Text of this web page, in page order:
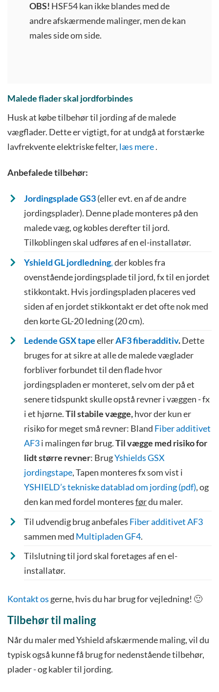
OBS! HSF54 kan ikke blandes med de
andre afskærmende malinger, men de kan
males side om side.
Malede flader skal jordforbindes
Husk at købe tilbehør til jording af de malede
vægflader. Dette er vigtigt, for at undgå at forstærke
lavfrekvente elektriske felter, læs mere.
Anbefalede tilbehør:
Jordingsplade GS3(eller evt. en af de andre
jordingsplader). Denne plade monteres på den
malede væg, og kobles derefter til jord.
Tilkoblingen skal udføres af en el-installatør.
Yshield GL jordledning,der kobles fra
ovenstående jordingsplade til jord, fx til en jordet
stikkontakt. Hvis jordingspladen placeres ved
siden af en jordet stikkontakt er det ofte nok med
den korte GL-20 ledning (20 cm).
Ledende GSX tapeellerAF3 fiberadditiv.Dette
bruges for at sikre at alle de malede væglader
forbliver forbundet til den flade hvor
jordingspladen er monteret, selv om der på et
senere tidspunkt skulle opstå revner i væggen - fx
i et hjørne.Til stabile vægge,hvor der kun er
risiko for meget små revner: Bland Fiber additivet
AF3i malingen før brug.Til vægge med risiko for
lidt større revner: BrugYshields GSX
jordingstape, Tapen monteres fx som vist i
YSHIELD’s tekniske datablad om jording (pdf), og
den kan med fordel monteresførdu maler.
Til udvendig brug anbefales Fiber additivet AF3
sammen med Multipladen GF4.
Tilslutning til jord skal foretages af en el-
installatør.
Kontakt osgerne, hvis du har brug for vejledning! 🙂
Tilbehør til maling
Når du maler med Yshield afskærmende maling, vil du
typisk også kunne få brug for nedenstående tilbehør,
plader - og kabler til jording.